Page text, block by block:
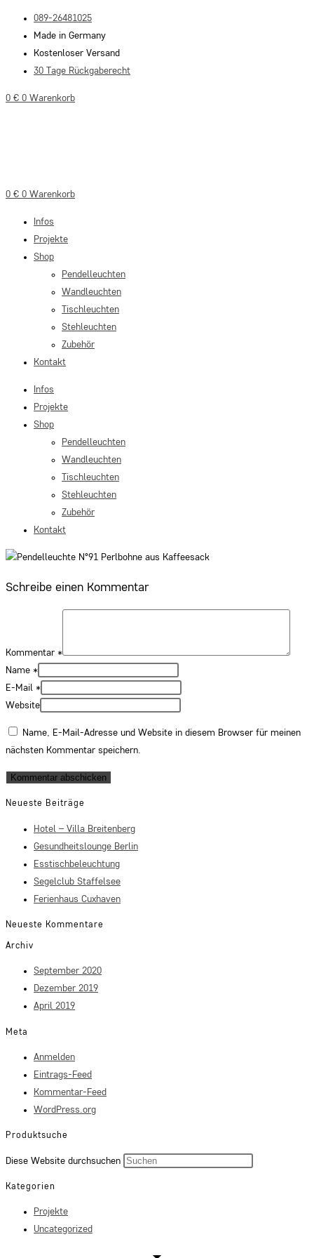
Inhalt
springen
089-26481025
Made in Germany
Kostenloser Versand
30 Tage Rückgaberecht
0 € 0 Warenkorb
0 € 0 Warenkorb
Infos
Projekte
Shop
Pendelleuchten
Wandleuchten
Tischleuchten
Stehleuchten
Zubehör
Kontakt
Infos
Projekte
Shop
Pendelleuchten
Wandleuchten
Tischleuchten
Stehleuchten
Zubehör
Kontakt
Schreibe einen Kommentar
Kommentar *
Name *
E-Mail *
Website
Name, E-Mail-Adresse und Website in diesem Browser für meinen
nächsten Kommentar speichern.
Neueste Beiträge
Hotel – Villa Breitenberg
Gesundheitslounge Berlin
Esstischbeleuchtung
Segelclub Staffelsee
Ferienhaus Cuxhaven
Neueste Kommentare
Archiv
September 2020
Dezember 2019
April 2019
Meta
Anmelden
Eintrags-Feed
Kommentar-Feed
WordPress.org
Produktsuche
Diese Website durchsuchen
Kategorien
Projekte
Uncategorized